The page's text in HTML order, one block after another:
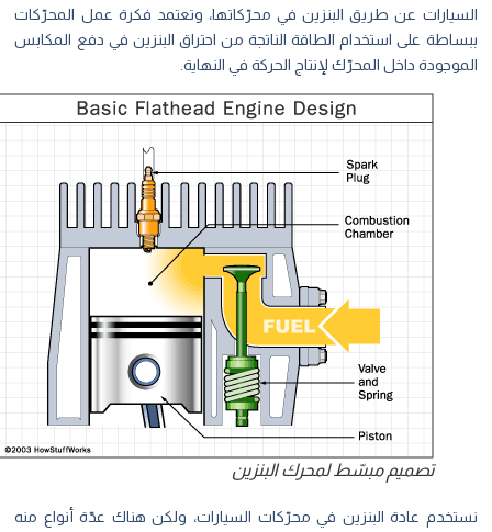
السيارات عن طريق البنزين في محرّكاتها، وتعتمد فكرة عمل المحرّكات
ببساطة على استخدام الطاقة الناتجة من احتراق البنزين في دفع المكابس
الموجودة داخل المحرّك لإنتاج الحركة في النهاية.
تصميم مبسّط لمحرك البنزين
نستخدم عادة البنزين في محرّكات السيارات، ولكن هناك عدّة أنواع منه